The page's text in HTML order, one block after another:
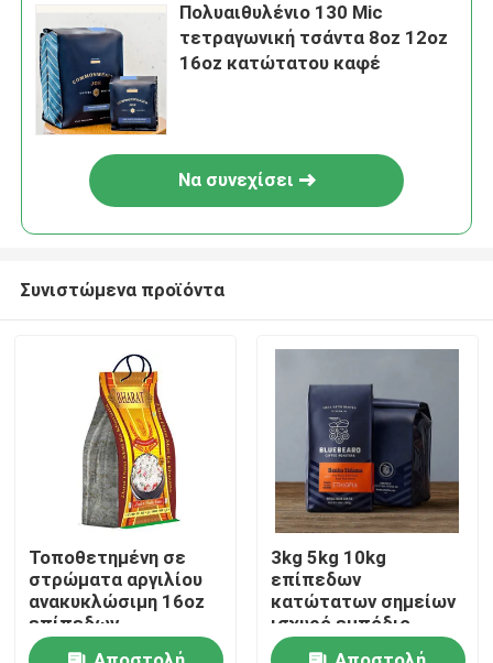
Αρχική Σελίδα
Προϊόντα
Σχετικά με εμάς
Πολυαιθυλένιο 130 Mic
τετραγωνική τσάντα 8oz 12oz
16oz κατώτατου καφέ
Να συνεχίσει
Συνιστώμενα προϊόντα
Τοποθετημένη σε
στρώματα αργιλίου
ανακυκλώσιμη 16oz
επίπεδων
κατώτατων σημείων
3kg 5kg 10kg
επίπεδων
κατώτατων σημείων
ισχυρό εμπόδιο
φερμουάρ